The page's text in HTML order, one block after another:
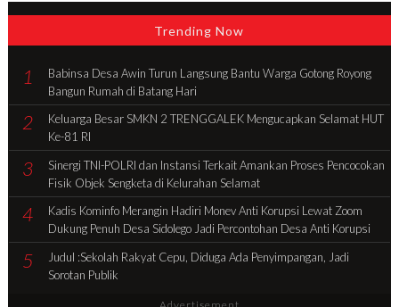
Trending Now
1
Babinsa Desa Awin Turun Langsung Bantu Warga Gotong Royong
Bangun Rumah di Batang Hari
2
Keluarga Besar SMKN 2 TRENGGALEK Mengucapkan Selamat HUT
Ke-81 RI
3
Sinergi TNI-POLRI dan Instansi Terkait Amankan Proses Pencocokan
Fisik Objek Sengketa di Kelurahan Selamat
4
Kadis Kominfo Merangin Hadiri Monev Anti Korupsi Lewat Zoom
Dukung Penuh Desa Sidolego Jadi Percontohan Desa Anti Korupsi
5
Judul :Sekolah Rakyat Cepu, Diduga Ada Penyimpangan, Jadi
Sorotan Publik